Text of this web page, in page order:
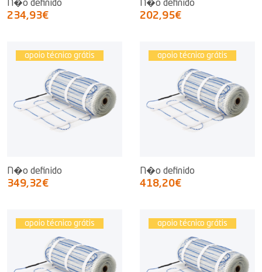
N�o definido
234,93€
N�o definido
202,95€
apoio técnico grátis
N�o definido
349,32€
apoio técnico grátis
N�o definido
418,20€
apoio técnico grátis apoio técnico grátis